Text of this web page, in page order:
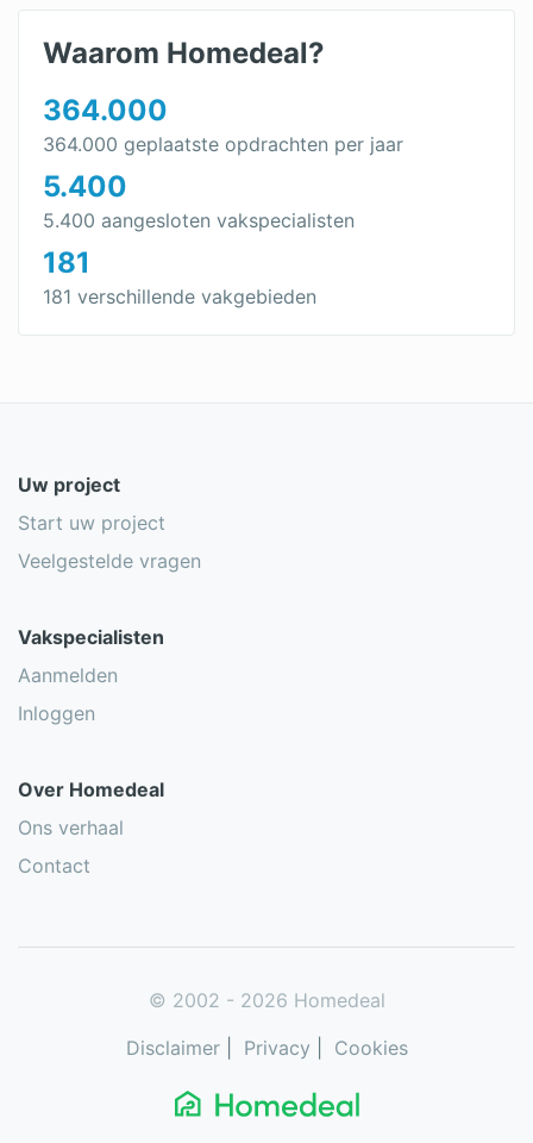
Waarom Homedeal?
364.000
364.000 geplaatste opdrachten per jaar
5.400
5.400 aangesloten vakspecialisten
181
181 verschillende vakgebieden
Uw project
Start uw project
Veelgestelde vragen
Vakspecialisten
Aanmelden
Inloggen
Over Homedeal
Ons verhaal
Contact
© 2002 - 2026 Homedeal
Disclaimer| Privacy Cookies